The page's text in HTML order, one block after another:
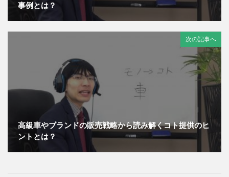
事例とは？
次の記事へ
高級車やブランドの販売戦略から読み解くコト提供のヒ
ントとは？